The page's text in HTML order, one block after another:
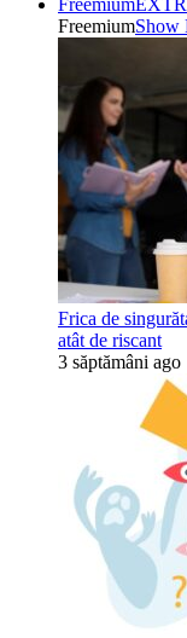
Freemium
FreemiumShow
Frica de
atât de riscant
3 săptămâni ago